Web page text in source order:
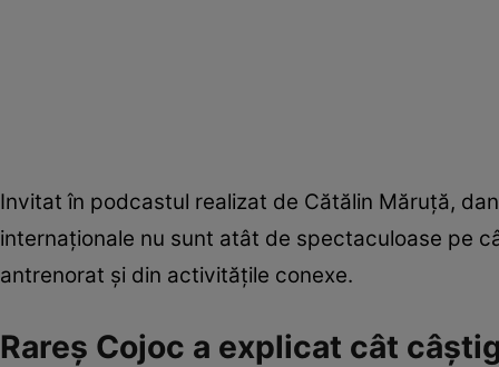
Invitat în podcastul realizat de Cătălin Măruță,
internaționale nu sunt atât de spectaculoase pe
antrenorat și din activitățile conexe.
Rareș Cojoc a explicat cât